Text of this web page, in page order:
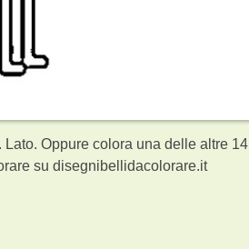
Oppure colora una delle altre 14
su disegnibellidacolorare.it